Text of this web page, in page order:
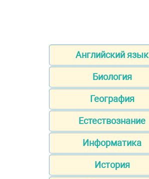
Английский язык
Биология
География
Естествознание
Информатика
История